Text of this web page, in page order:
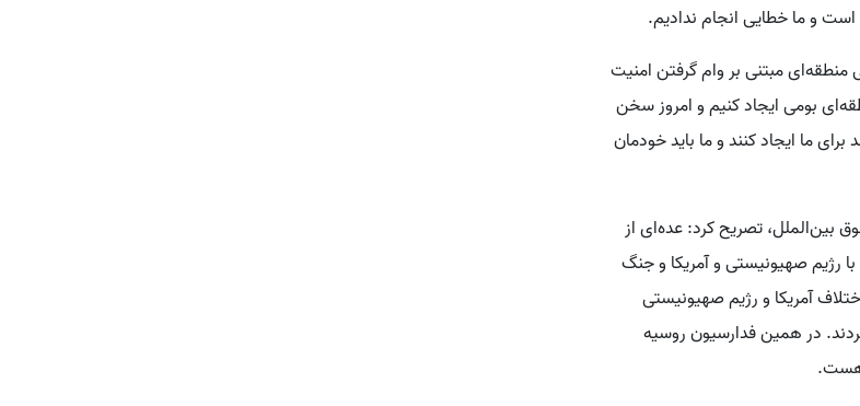
است و ما خطایی انجام ندادیم.
منطقه‌ای مبتنی بر وام گرفتن امنیت
بومی ایجاد کنیم و امروز سخن
ما ایجاد کنند و ما باید خودمان
بین‌الملل، تصریح کرد: عده‌ای از
رژیم صهیونیستی و آمریکا و جنگ
آمریکا و رژیم صهیونیستی
در همین فدارسیون روسیه
هست.